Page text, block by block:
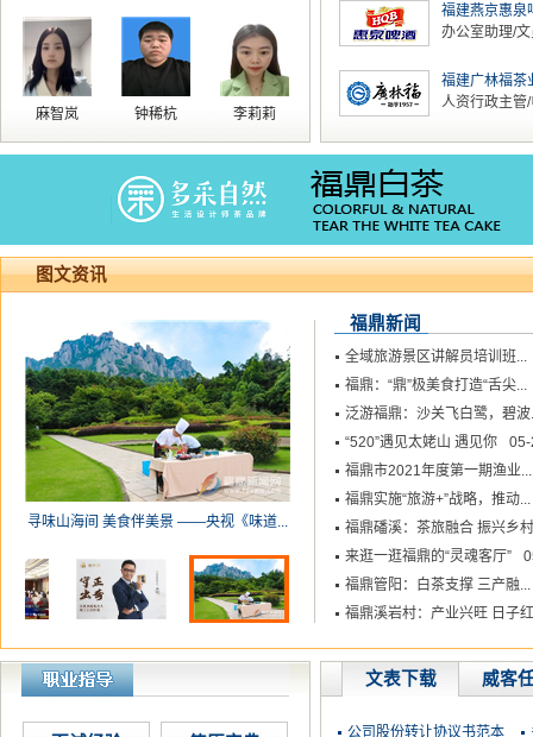
麻智岚 钟稀杭 李莉莉
福建燕京惠泉
办公室助理/
福建广林福茶
人资行政主管/
图文资讯
117亿元！11个项目落地福鼎
福鼎新闻
全域旅游景区讲解员培训班...
福鼎：“鼎”极美食打造“舌尖...
泛游福鼎：沙关飞白鹭，碧波
“520”遇见太姥山 遇见你
福鼎市2021年度第一期渔业...
福鼎实施“旅游+”战略，推动...
福鼎磻溪：茶旅融合 振兴乡村
来逛一逛福鼎的“灵魂客厅”
福鼎管阳：白茶支撑 三产融...
福鼎溪岩村：产业兴旺 日子
文表下载 威客
公司股份转让协议书范本